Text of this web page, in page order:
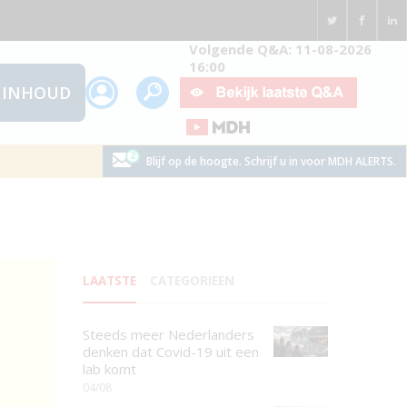
INHOUD
Volgende Q&A: 11-08-2026
16:00
Blijf op de hoogte. Schrijf u in voor MDH ALERTS.
LAATSTE
Steeds meer Nederlanders
denken dat Covid-19 uit een
lab komt
04/08